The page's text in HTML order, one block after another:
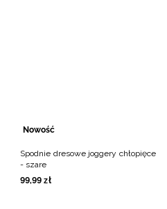
Nowość
Spodnie dresowe joggery chłopięce
- szare
99,99 zł